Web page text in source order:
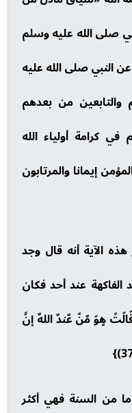
صلى الله عليه وسلم
النبي صلى الله عليه
من بعدهم
كرامة أولياء الله
إيمانا والمرتابون
الآية أنه قال وجد
الفاكهة عند أحد فكان
هٍوّ مٌنً عٌندٌ اللهٌ إنَّ
من السنة فهي أكثر